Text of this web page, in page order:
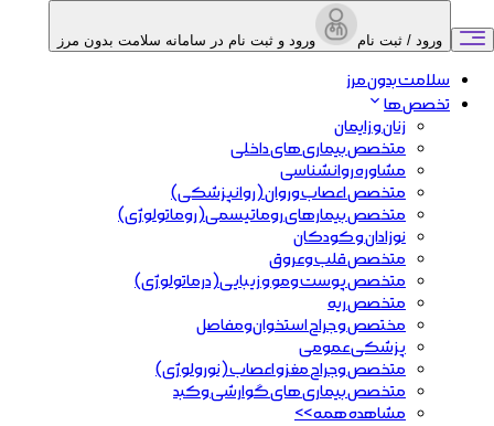
ورود / ثبت نام ورود و ثبت نام در سامانه سلامت بدون مرز
سلامت بدون مرز
تخصص ها
زنان و زایمان
متخصص بیماری های داخلی
مشاوره روانشناسی
متخصص اعصاب و‌روان (روانپزشکی)
متخصص بیمارهای روماتیسمی(روماتولوژی)
نوزادان و کودکان
متخصص قلب و‌عروق
متخصص پوست ومو و زیبایی(درماتولوژی)
متخصص ریه
مختصص و جراح استخوان‌و‌مفاصل
پزشکی عمومی
متخصص وجراح مغزو اعصاب (نورولوژی)
متخصص بیماری های گوارشی وکبد
مشاهده همه >>